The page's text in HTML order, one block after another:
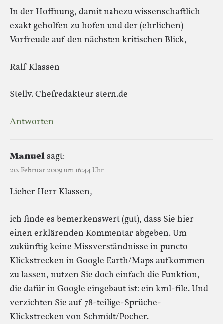
In der Hoffnung, damit nahezu wissenschaftlich
exakt geholfen zu hofen und der (ehrlichen)
Vorfreude auf den nächsten kritischen Blick,
Ralf Klassen
Stellv. Chefredakteur stern.de
Antworten
Manuelsagt:
20. Februar 2009 um 16:44 Uhr
Lieber Herr Klassen,
ich finde es bemerkenswert (gut), dass Sie hier
einen erklärenden Kommentar abgeben. Um
zukünftig keine Missverständnisse in puncto
Klickstrecken in Google Earth/Maps aufkommen
zu lassen, nutzen Sie doch einfach die Funktion,
die dafür in Google eingebaut ist: ein kml-file. Und
verzichten Sie auf 78-teilige-Sprüche-
Klickstrecken von Schmidt/Pocher.